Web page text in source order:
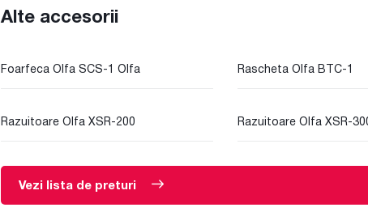
Alte accesorii
Foarfeca Olfa SCS-1 Olfa
Razuitoare Olfa XSR-200
Rascheta Olfa BTC-1
Razuitoare Olfa XSR-
Vezi lista de preturi